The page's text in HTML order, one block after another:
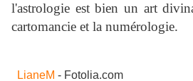
l'astrologie est bien un art
cartomancie et la numérologie.
LianeM - Fotolia.com